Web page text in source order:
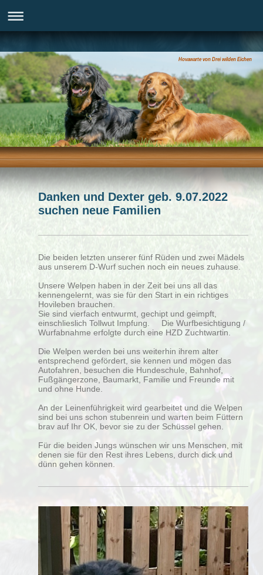
Hovawarte von Drei wilden Eichen
Danken und Dexter geb. 9.07.2022
suchen neue Familien
Die beiden letzten unserer fünf Rüden und zwei Mädels
aus unserem D-Wurf suchen noch ein neues zuhause.
Unsere Welpen haben in der Zeit bei uns all das
kennengelernt, was sie für den Start in ein richtiges
Hovileben brauchen.
Sie sind vierfach entwurmt, gechipt und geimpft,
einschlieslich Tollwut Impfung. Die Wurfbesichtigung /
Wurfabnahme erfolgte durch eine HZD Zuchtwartin.
Die Welpen werden bei uns weiterhin ihrem alter
entsprechend gefördert, sie kennen und mögen das
Autofahren, besuchen die Hundeschule, Bahnhof,
Fußgängerzone, Baumarkt, Familie und Freunde mit
und ohne Hunde.
An der Leinenführigkeit wird gearbeitet und die Welpen
sind bei uns schon stubenrein und warten beim Füttern
brav auf Ihr OK, bevor sie zu der Schüssel gehen.
Für die beiden Jungs wünschen wir uns Menschen, mit
denen sie für den Rest ihres Lebens, durch dick und
dünn gehen können.